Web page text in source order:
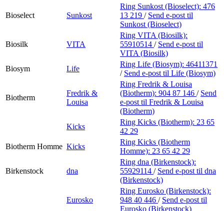
Bioselect Sunkost
Ring Sunkost (Bioselect): 476
13 219 / Send e-post til
Sunkost (Bioselect)
Biosilk VITA
Ring VITA (Biosilk):
55910514 / Send e-post til
VITA (Biosilk)
Biosym
Life
Ring Life (Biosym): 46411371
/ Send e-post til Life (Biosym)
Biotherm
Fredrik &
Louisa
Ring Fredrik & Louisa
(Biotherm): 904 87 146 / Send
e-post til Fredrik & Louisa
(Biotherm)
Kicks
Ring Kicks (Biotherm): 23 65
42 29
Biotherm Homme Kicks
Ring Kicks (Biotherm
Homme): 23 65 42 29
Birkenstock dna
Ring dna (Birkenstock):
55929114 / Send e-post til dna
(Birkenstock)
Eurosko
Ring Eurosko (Birkenstock):
948 40 446 / Send e-post til
Eurosko (Birkenstock)